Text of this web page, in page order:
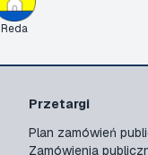
Reda
Przetargi
Plan zamówień
Zamówienia